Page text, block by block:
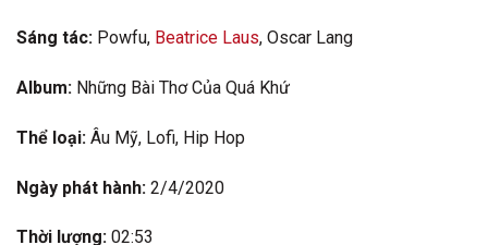
Sáng tác: Powfu, Beatrice Laus, Oscar Lang
Album: Những Bài Thơ Của Quá Khứ
Thể loại: Âu Mỹ, Lofi, Hip Hop
Ngày phát hành: 2/4/2020
Thời lượng: 02:53